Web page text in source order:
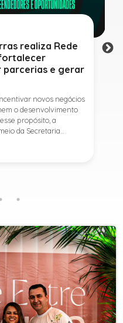
realiza Rede
parcerias e gerar
novos negócios
o desenvolvimento
propósito, a
da Secretaria
Econômico,
a Rede de Negócios
empresa Seu
para
relacionamentos
de
de Turismo e
Carvalho, a Rede de
iniciativa da gestão
o
o crescimento das